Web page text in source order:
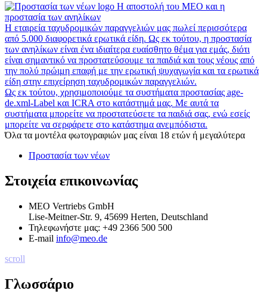
Η αποστολή του MEO και η
προστασία των ανηλίκων
Η εταιρεία ταχυδρομικών παραγγελιών μας πωλεί περισσότερα
από 5.000 διαφορετικά ερωτικά είδη. Ως εκ τούτου, η προστασία
των ανηλίκων είναι ένα ιδιαίτερα ευαίσθητο θέμα για εμάς, διότι
είναι σημαντικό να προστατεύσουμε τα παιδιά και τους νέους από
την πολύ πρώιμη επαφή με την ερωτική ψυχαγωγία και τα ερωτικά
είδη στην επιχείρηση ταχυδρομικών παραγγελιών.
Ως εκ τούτου, χρησιμοποιούμε τα συστήματα προστασίας age-
de.xml-Label και ICRA στο κατάστημά μας. Με αυτά τα
συστήματα μπορείτε να προστατεύσετε τα παιδιά σας, ενώ εσείς
μπορείτε να σερφάρετε στο κατάστημα ανεμπόδιστα.
Όλα τα μοντέλα φωτογραφιών μας είναι 18 ετών ή μεγαλύτερα
Προστασία των νέων
Στοιχεία επικοινωνίας
MEO Vertriebs GmbH
Lise-Meitner-Str. 9, 45699 Herten, Deutschland
Τηλεφωνήστε μας: +49 2366 500 500
E-mail info@meo.de
scroll
Γλωσσάριο